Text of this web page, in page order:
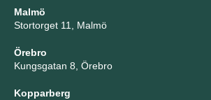
Malmö
Stortorget 11, Malmö
Örebro
Kungsgatan 8, Örebro
Kopparberg